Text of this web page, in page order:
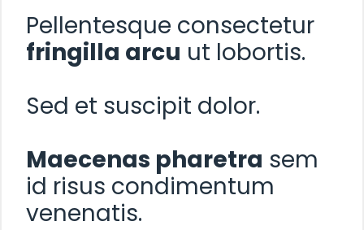
Pellentesque consectetur
fringilla arcu ut lobortis.
Sed et suscipit dolor.
Maecenas pharetra sem
id risus condimentum
venenatis.